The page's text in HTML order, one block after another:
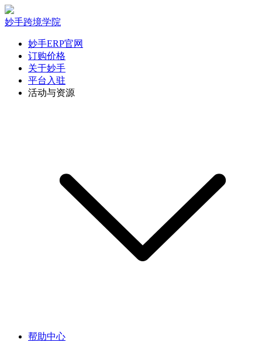
妙手跨境学院
妙手ERP官网
订购价格
关于妙手
平台入驻
活动与资源
帮助中心